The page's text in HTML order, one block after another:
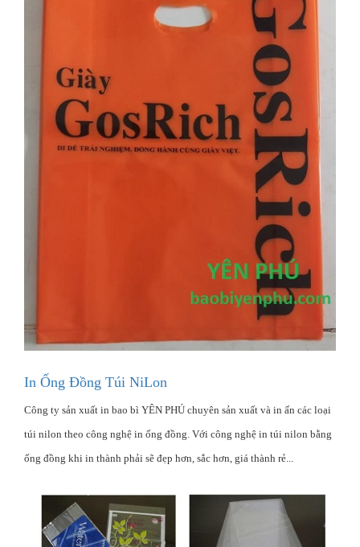
In Ống Đồng Túi NiLon
Công ty sản xuất in bao bì YÊN PHÚ chuyên sản xuất và in ấn các loại
túi nilon theo công nghệ in ống đồng. Với công nghệ in túi nilon bằng
ống đồng khi in thành phải sẽ đẹp hơn, sắc hơn, giá thành rẻ...